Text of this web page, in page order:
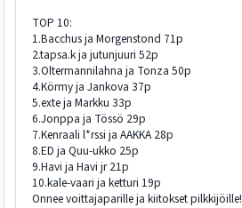
TOP 10:
1.Bacchus ja Morgenstond 71p
2.tapsa.k ja jutunjuuri 52p
3.Oltermannilahna ja Tonza 50p
4.Körmy ja Jankova 37p
5.exte ja Markku 33p
6.Jonppa ja Tössö 29p
7.Kenraali l*rssi ja AAKKA 28p
8.ED ja Quu-ukko 25p
9.Havi ja Havi jr 21p
10.kale-vaari ja ketturi 19p
Onnee voittajaparille ja kiitokset pilkkijöille!